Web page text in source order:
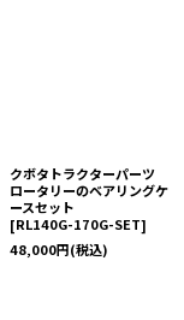
クボタトラクターパーツ
ロータリーのベアリングケ
ースセット
[RL140G-170G-SET]
48,000円(税込)